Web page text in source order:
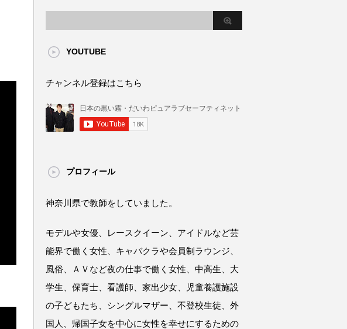
YOUTUBE
チャンネル登録はこちら
プロフィール
神奈川県で教師をしていました。
モデルや女優、レースクイーン、アイドルなど芸
能界で働く女性、キャバクラや会員制ラウンジ、
風俗、ＡＶなど夜の仕事で働く女性、中高生、大
学生、保育士、看護師、家出少女、児童養護施設
の子どもたち、シングルマザー、不登校生徒、外
国人、帰国子女を中心に女性を幸せにするための